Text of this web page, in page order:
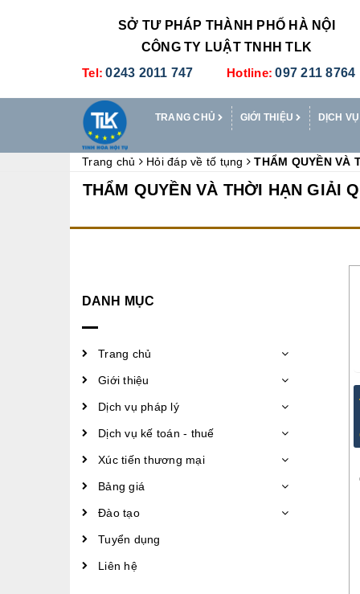
SỞ TƯ PHÁP THÀNH PHỐ HÀ NỘI
CÔNG TY LUẬT TNHH TLK
Tel: 0243 2011 747 Hotline: 097 211 8764
TRANG CHỦ GIỚI THIỆU DỊCH
Trang chủ Hỏi đáp về tố tụng THẨM QUYỀN VÀ
THẨM QUYỀN VÀ THỜI HẠN GIẢI
DANH MỤC
Trang chủ
Giới thiệu
Dịch vụ pháp lý
Dịch vụ kế toán - thuế
Xúc tiến thương mại
Bảng giá
Đào tạo
Tuyển dụng
Liên hệ